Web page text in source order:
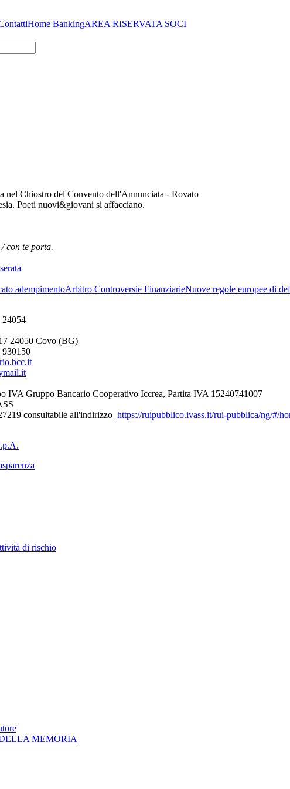
Home BankingAREA RISERVATA SOCI
nel Chiostro del Convento dell'Annunciata - Rovato
Poeti nuovi&giovani si affacciano.
con te porta.
adempimentoArbitro Controversie FinanziarieNuove regole europee di
24050 Covo (BG)
930150
IVA Gruppo Bancario Cooperativo Iccrea, Partita IVA 15240741007
consultabile all'indirizzo https://ruipubblico.ivass.it/rui-pubblica/ng/#/
di rischio
MEMORIA